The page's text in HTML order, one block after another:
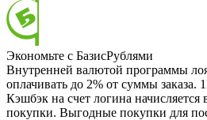
Экономьте с БазисРублями
Внутренней валютой программы
оплачивать до 2% от суммы заказа.
Кэшбэк на счет логина начисляется
покупки. Выгодные покупки для